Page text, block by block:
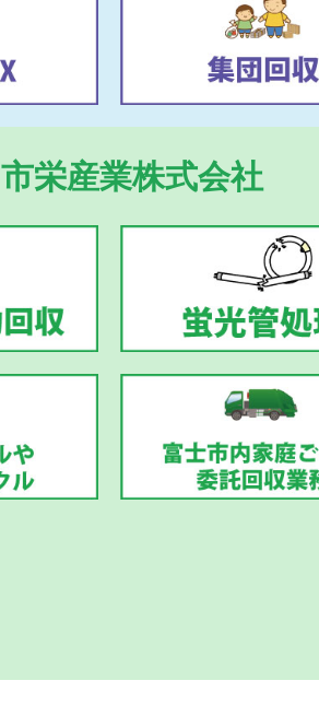
市栄産業株式会社